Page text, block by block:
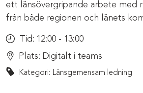
ett länsövergripande arbete med
från både regionen och länets
Tid: 12:00 - 13:00
Plats: Digitalt i teams
Kategori: Länsgemensam ledning